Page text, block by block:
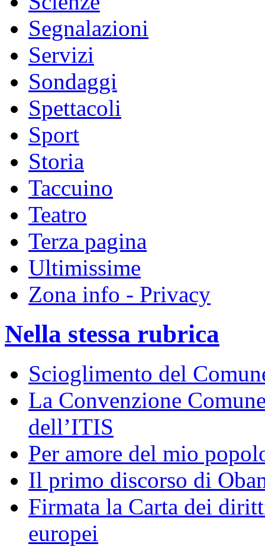
Segnalazioni
Servizi
Sondaggi
Spettacoli
Sport
Storia
Taccuino
Teatro
Terza pagina
Ultimissime
Zona info - Privacy
Nella stessa rubrica
Scioglimento del
La Convenzione
dell’ITIS
Per amore del mio
Il primo discorso di
Firmata la Carta dei
europei